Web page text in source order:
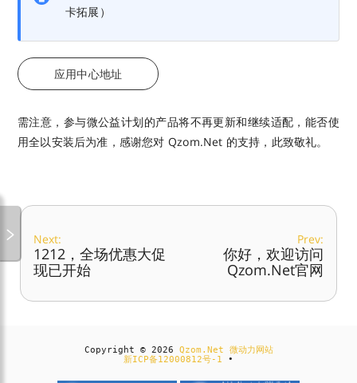
卡拓展）
应用中心地址
需注意，参与微公益计划的产品将不再更新和继续适配，能否使
用全以安装后为准，感谢您对 Qzom.Net 的支持，此致敬礼。
Next:
1212，全场优惠大促
现已开始
Prev:
你好，欢迎访问
Qzom.Net官网
Copyright © 2026 Qzom.Net 微动力网站
新ICP备12000812号-1 •